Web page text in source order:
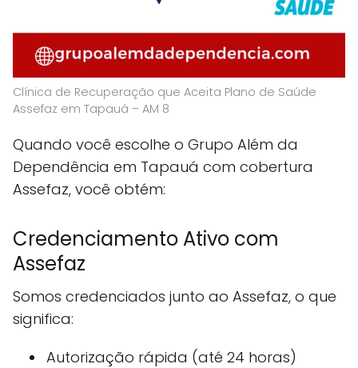
Clínica de Recuperação que Aceita Plano de Saúde
Assefaz em Tapauá – AM 8
Quando você escolhe o Grupo Além da
Dependência em Tapauá com cobertura
Assefaz, você obtém:
Credenciamento Ativo com
Assefaz
Somos credenciados junto ao Assefaz, o que
significa:
Autorização rápida (até 24 horas)